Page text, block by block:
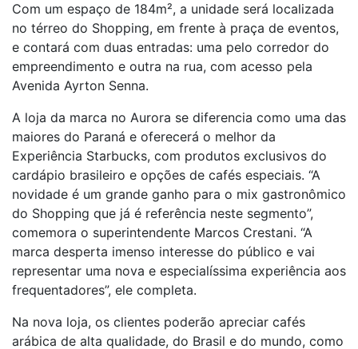
Com um espaço de 184m², a unidade será localizada
no térreo do Shopping, em frente à praça de eventos,
e contará com duas entradas: uma pelo corredor do
empreendimento e outra na rua, com acesso pela
Avenida Ayrton Senna.
A loja da marca no Aurora se diferencia como uma das
maiores do Paraná e oferecerá o melhor da
Experiência Starbucks, com produtos exclusivos do
cardápio brasileiro e opções de cafés especiais. “A
novidade é um grande ganho para o mix gastronômico
do Shopping que já é referência neste segmento”,
comemora o superintendente Marcos Crestani. “A
marca desperta imenso interesse do público e vai
representar uma nova e especialíssima experiência aos
frequentadores”, ele completa.
Na nova loja, os clientes poderão apreciar cafés
arábica de alta qualidade, do Brasil e do mundo, como